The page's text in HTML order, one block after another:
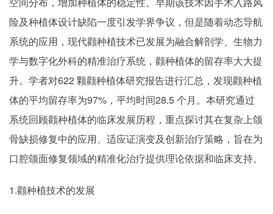
险及种植体设计缺陷一度引发学界争议，但是随着动态导航
系统的应用，现代颧种植技术已发展为融合解剖学、生物力
学与数字化外科的精准治疗系统，颧种植体的留存率大大提
升。学者对622 颗颧种植体研究报告进行汇总，发现颧种植
体的平均留存率为97%，平均时间28.5 个月。本研究通过
系统回顾颧种植体的临床发展历程，重点探讨其在复杂上颌
骨缺损修复中的应用、适应证演变及创新治疗策略，旨在为
口腔颌面修复领域的精准化治疗提供理论依据和临床支持。
1.颧种植技术的发展